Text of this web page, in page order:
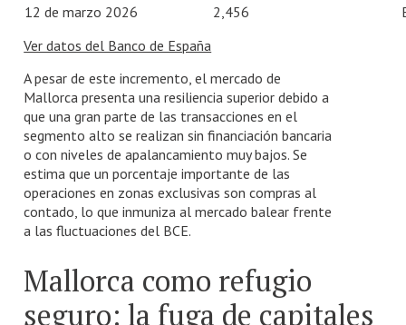
12 de marzo 2026
2,456
Ver datos del Banco de España
A pesar de este incremento, el mercado de
Mallorca presenta una resiliencia superior debido a
que una gran parte de las transacciones en el
segmento alto se realizan sin financiación bancaria
o con niveles de apalancamiento muy bajos. Se
estima que un porcentaje importante de las
operaciones en zonas exclusivas son compras al
contado, lo que inmuniza al mercado balear frente
a las fluctuaciones del BCE.
Mallorca como refugio
seguro: la fuga de capitales